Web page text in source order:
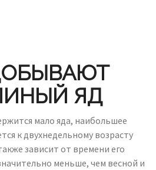
ЯД
мало яда, наибольшее
к двухнедельному возрасту
зависит от времени его
меньше, чем весной и